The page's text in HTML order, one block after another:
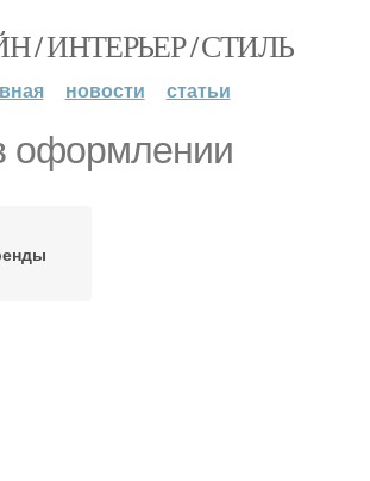
/ ИНТЕРЬЕР / СТИЛЬ
новости статьи
оформлении